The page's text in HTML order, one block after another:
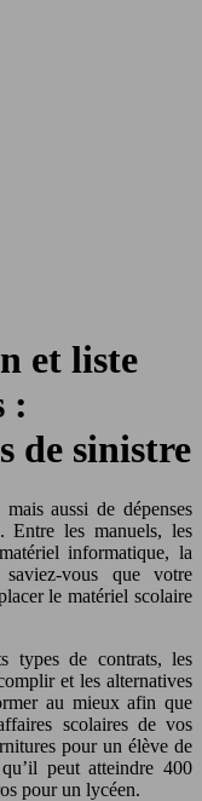
et liste
:
de sinistre
Entre les manuels, les
informatique, la
vous que votre
le matériel scolaire
types de contrats, les
et les alternatives
au mieux afin que
scolaires de vos
pour un élève de
peut atteindre 400
pour un lycéen.